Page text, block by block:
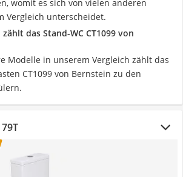
womit es sich von vielen anderen
Vergleich unterscheidet.
das Stand-WC CT1099 von
Modelle in unserem Vergleich zählt das
CT1099 von Bernstein zu den